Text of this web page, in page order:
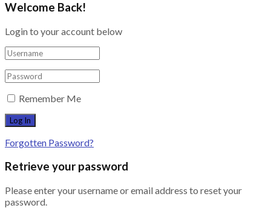
Welcome Back!
Login to your account below
Remember Me
Forgotten Password?
Retrieve your password
Please enter your username or email address to reset your
password.